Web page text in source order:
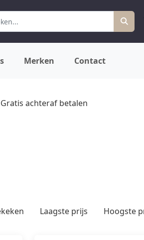
Merken Contact
Gratis achteraf betalen
Laagste prijs Hoogste